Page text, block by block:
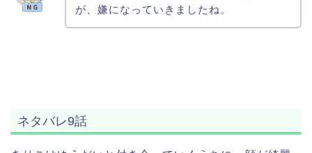
が、嫌になっていきましたね。
ネタバレ9話